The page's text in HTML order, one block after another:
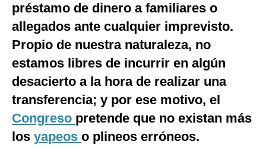
G de Gestión
Notas Contratadas
Podcast
Gestión TV
Fotogalerías
préstamo de dinero a familiares o
allegados ante cualquier imprevisto.
Propio de nuestra naturaleza, no
estamos libres de incurrir en algún
desacierto a la hora de realizar una
transferencia; y por ese motivo, el
Congreso pretende que no existan más
los yapeos o plineos erróneos.